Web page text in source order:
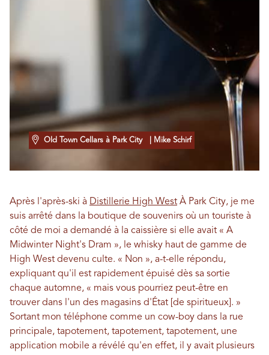
Old Town Cellars à Park City | Mike Schirf
Après l'après-ski à Distillerie High West À Park City, je me
suis arrêté dans la boutique de souvenirs où un touriste à
côté de moi a demandé à la caissière si elle avait « A
Midwinter Night's Dram », le whisky haut de gamme de
High West devenu culte. « Non », a-t-elle répondu,
expliquant qu'il est rapidement épuisé dès sa sortie
chaque automne, « mais vous pourriez peut-être en
trouver dans l'un des magasins d'État [de spiritueux]. »
Sortant mon téléphone comme un cow-boy dans la rue
principale, tapotement, tapotement, tapotement, une
application mobile a révélé qu'en effet, il y avait plusieurs